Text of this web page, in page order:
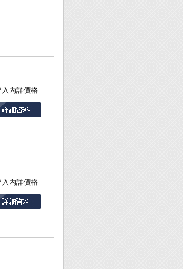
入內詳價格
入內詳價格